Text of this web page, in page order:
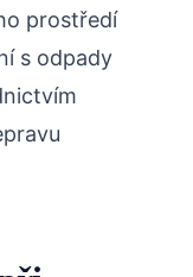
prostředí
s odpady